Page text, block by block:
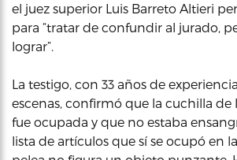
el juez superior Luis Barreto Altieri
para “tratar de confundir al jurado,
lograr”.
La testigo, con 33 años de
escenas, confirmó que la cuchilla de
fue ocupada y que no estaba
lista de artículos que sí se ocupó en